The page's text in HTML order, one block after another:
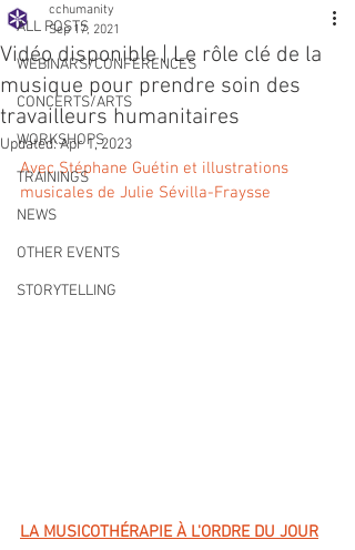
ALL POSTS
WEBINARS/CONFERENCES
CONCERTS/ARTS
WORKSHOPS
TRAININGS
NEWS
OTHER EVENTS
STORYTELLING
Vidéo disponible | Le rôle clé de la
musique pour prendre soin des
travailleurs humanitaires
cchumanity
Sep 17, 2021
Updated:Apr 1, 2023
Avec Stéphane Guétin et illustrations
musicales de Julie Sévilla-Fraysse
LA MUSICOTHÉRAPIE À L'ORDRE DU JOUR